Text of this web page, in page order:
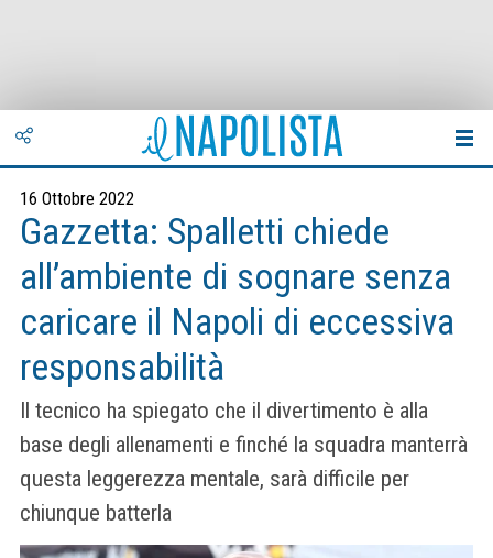
16 Ottobre 2022
Gazzetta: Spalletti chiede
all’ambiente di sognare senza
caricare il Napoli di eccessiva
responsabilità
Il tecnico ha spiegato che il divertimento è alla
base degli allenamenti e finché la squadra manterrà
questa leggerezza mentale, sarà difficile per
chiunque batterla